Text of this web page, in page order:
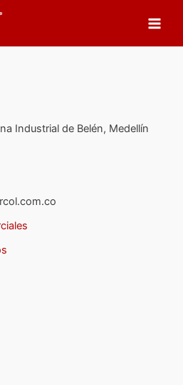
Industrial de Belén, Medellín